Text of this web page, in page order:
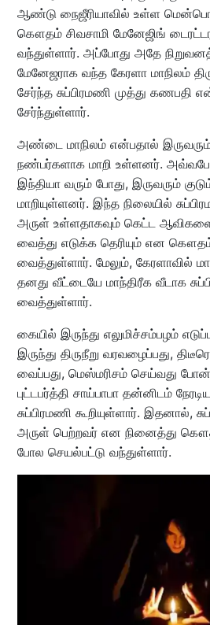
ஆண்டு நைஜீரியாவில் உள்ள
கௌதம் சிவசாமி மேனேஜிங்
வந்துள்ளார். அப்போது அதே
மேனேஜராக வந்த கேரளா மாநிலம்
சேர்ந்த சுப்பிரமணி முத்து கணபதி
சேர்ந்துள்ளார்.
அண்டை மாநிலம் என்பதால் இருவரும்
நண்பர்களாக மாறி உள்ளனர்.
இந்தியா வரும் போது, இருவரும்
மாறியுள்ளனர். இந்த நிலையில்
அருள் உள்ளதாகவும் கெட்ட ஆவிகளை
வைத்து எடுக்க தெரியும் என
வைத்துள்ளார். மேலும், கேரளாவில்
தனது வீட்டையே மாந்திரீக வீடாக
வைத்துள்ளார்.
கையில் இருந்து எலுமிச்சம்பழம்
இருந்து திருநீறு வரவழைப்பது,
வைப்பது, மெஸ்மரிசம் செய்வது
புட்டபர்த்தி சாய்பாபா தன்னிடம்
சுப்பிரமணி கூறியுள்ளார். இதனால்,
அருள் பெற்றவர் என நினைத்து
போல செயல்பட்டு வந்துள்ளார்.